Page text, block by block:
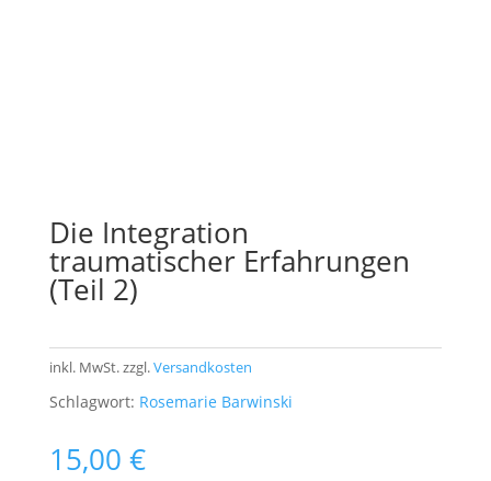
Die Integration
traumatischer Erfahrungen
(Teil 2)
inkl. MwSt.zzgl.Versandkosten
Schlagwort: Rosemarie Barwinski
15,00 €